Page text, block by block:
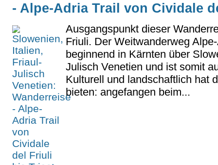
- Alpe-Adria Trail von Cividale
Ausgangspunkt dieser
Friuli. Der Weitwanderweg
beginnend in Kärnten über
Julisch Venetien und ist somit
Kulturell und landschaftlich hat
bieten: angefangen beim...